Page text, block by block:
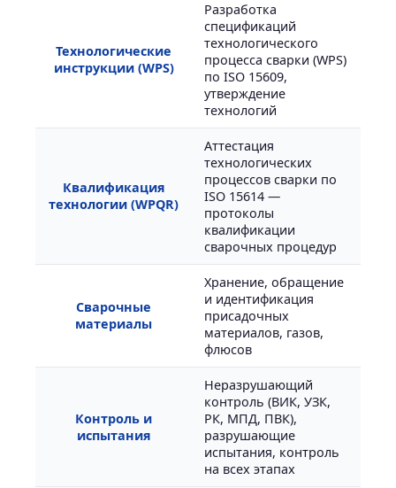
Технологические
инструкции (WPS)
Разработка
спецификаций
технологического
процесса сварки (WPS)
по ISO 15609,
утверждение
технологий
Квалификация
технологии (WPQR)
Аттестация
технологических
процессов сварки по
ISO 15614 —
протоколы
квалификации
сварочных процедур
Сварочные
материалы
Хранение, обращение
и идентификация
присадочных
материалов, газов,
флюсов
Контроль и
испытания
Неразрушающий
контроль (ВИК, УЗК,
РК, МПД, ПВК),
разрушающие
испытания, контроль
на всех этапах